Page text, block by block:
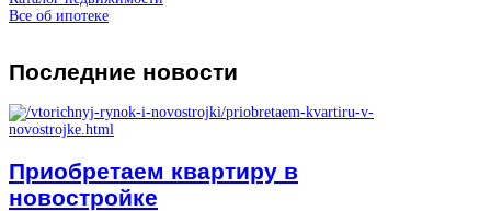
Все об ипотеке
Последние новости
Приобретаем квартиру в
новостройке